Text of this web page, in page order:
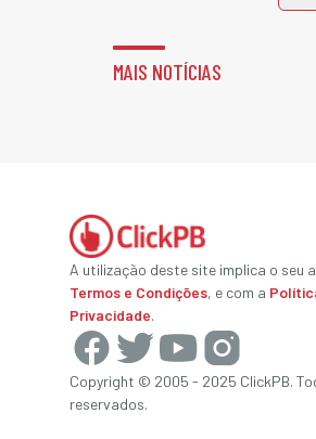
MAIS NOTÍCIAS
A utilização deste site implica o seu
Termos e Condições, e com a
Privacidade.
Copyright © 2005 - 2025 ClickPB.
reservados.